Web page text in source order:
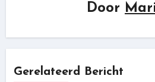
Door
Gerelateerd Bericht